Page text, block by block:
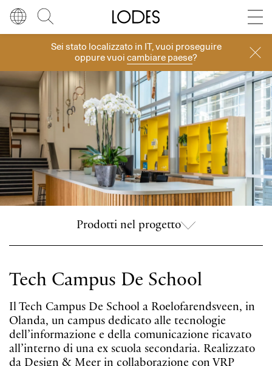
Sei stato localizzato in IT, vuoi proseguire
oppure vuoicambiare paese?
LinguaItaliano
Italiano
Français
Deutsch
Español
Regione Europa
Europa
Nord America
Resto del mondo
Store locator Press room
Diesel Living with Lodes
Progetti
Prodotti nel progetto
Tech Campus De School
Il Tech Campus De School a Roelofarendsveen, in
Olanda, un campus dedicato alle tecnologie
dell’informazione e della comunicazione ricavato
all’interno di una ex scuola secondaria. Realizzato
da Design & Meer in collaborazione con VRP